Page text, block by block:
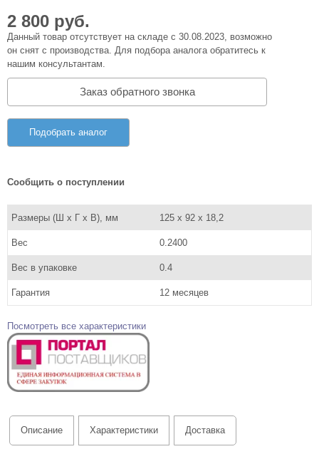
2 800 руб.
Данный товар отсутствует на складе с 30.08.2023, возможно
он снят с производства. Для подбора аналога обратитесь к
нашим консультантам.
Заказ обратного звонка
Подобрать аналог
Сообщить о поступлении
Размеры (Ш x Г x В), мм 125 x 92 x 18,2
Вес 0.2400
Вес в упаковке 0.4
Гарантия 12 месяцев
Посмотреть все характеристики
Описание Характеристики Доставка